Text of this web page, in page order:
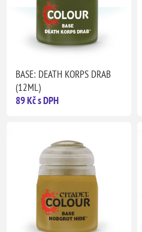
BASE: DEATH KORPS DRAB
(12ML)
89 Kč s DPH